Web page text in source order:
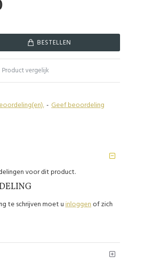
- Geef beoordeling
BESTELLEN
Product vergelijk
voor dit product.
te schrijven moet u inloggenof zich